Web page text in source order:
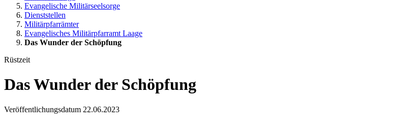
Evangelische Militärseelsorge
Dienststellen
Militärpfarrämter
Evangelisches Militärpfarramt Laage
Das Wunder der Schöpfung
Rüstzeit
Das Wunder der Schöpfung
Veröffentlichungsdatum 22.06.2023